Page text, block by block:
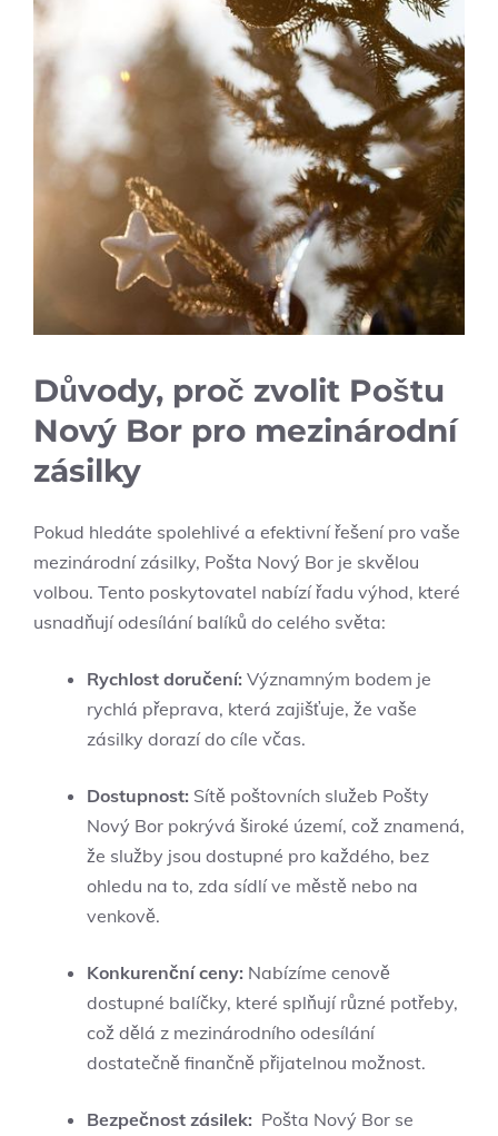
Důvody, proč zvolit Poštu
⁢Nový Bor⁤ pro mezinárodní
⁤zásilky
Pokud hledáte spolehlivé a ‍efektivní řešení pro vaše
mezinárodní zásilky, Pošta Nový Bor je skvělou
volbou. Tento poskytovatel ⁤nabízí​ řadu⁢ výhod, které
usnadňují odesílání balíků do celého světa:
Rychlost doručení: Významným bodem je
rychlá přeprava, která zajišťuje, že vaše
zásilky dorazí do cíle včas.
Dostupnost: Sítě poštovních služeb Pošty
Nový Bor pokrývá široké území, což znamená,
že služby jsou dostupné pro každého, bez
ohledu na​ to, zda sídlí ve městě nebo na
venkově.
Konkurenční ceny: Nabízíme cenově
dostupné balíčky, které splňují různé potřeby,
což dělá z mezinárodního odesílání
dostatečně finančně přijatelnou možnost.
Bezpečnost zásilek: ‍ Pošta Nový Bor se